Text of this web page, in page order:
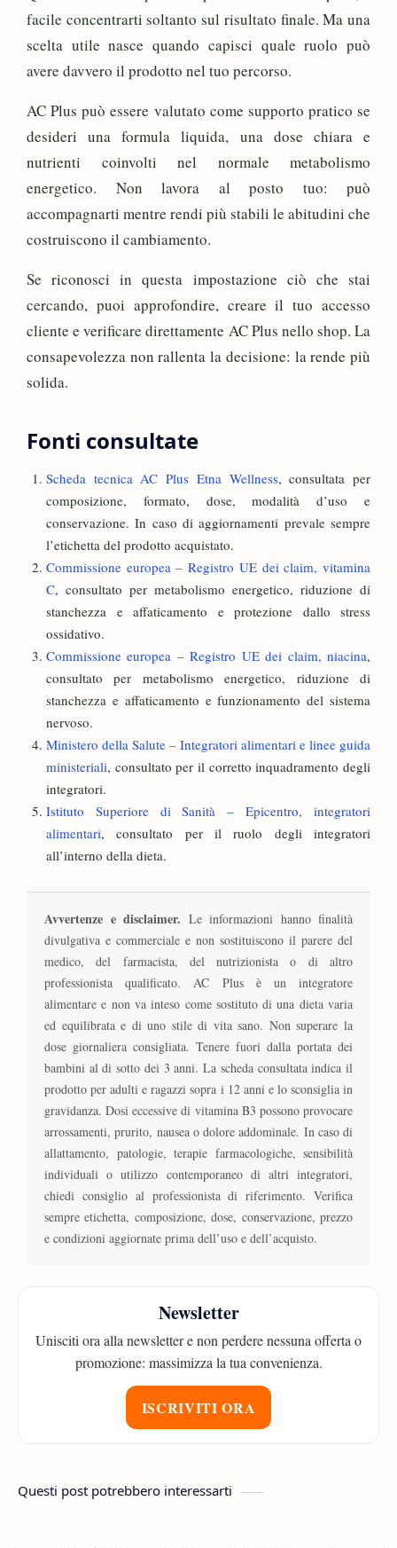
facile concentrarti soltanto sul risultato finale. Ma una
scelta utile nasce quando capisci quale ruolo può
avere davvero il prodotto nel tuo percorso.
AC Plus può essere valutato come supporto pratico se
desideri una formula liquida, una dose chiara e
nutrienti coinvolti nel normale metabolismo
energetico. Non lavora al posto tuo: può
accompagnarti mentre rendi più stabili le abitudini che
costruiscono il cambiamento.
Se riconosci in questa impostazione ciò che stai
cercando, puoi approfondire, creare il tuo accesso
cliente e verificare direttamente AC Plus nello shop. La
consapevolezza non rallenta la decisione: la rende più
solida.
Fonti consultate
Scheda tecnica AC Plus Etna Wellness, consultata per
composizione, formato, dose, modalità d’uso e
conservazione. In caso di aggiornamenti prevale sempre
l’etichetta del prodotto acquistato.
Commissione europea – Registro UE dei claim, vitamina
C, consultato per metabolismo energetico, riduzione di
stanchezza e affaticamento e protezione dallo stress
ossidativo.
Commissione europea – Registro UE dei claim, niacina,
consultato per metabolismo energetico, riduzione di
stanchezza e affaticamento e funzionamento del sistema
nervoso.
Ministero della Salute – Integratori alimentari e linee guida
ministeriali, consultato per il corretto inquadramento degli
integratori.
Istituto Superiore di Sanità – Epicentro, integratori
alimentari, consultato per il ruolo degli integratori
all’interno della dieta.
Avvertenze e disclaimer. Le informazioni hanno finalità
divulgativa e commerciale e non sostituiscono il parere del
medico, del farmacista, del nutrizionista o di altro
professionista qualificato. AC Plus è un integratore
alimentare e non va inteso come sostituto di una dieta varia
ed equilibrata e di uno stile di vita sano. Non superare la
dose giornaliera consigliata. Tenere fuori dalla portata dei
bambini al di sotto dei 3 anni. La scheda consultata indica il
prodotto per adulti e ragazzi sopra i 12 anni e lo sconsiglia in
gravidanza. Dosi eccessive di vitamina B3 possono provocare
arrossamenti, prurito, nausea o dolore addominale. In caso di
allattamento, patologie, terapie farmacologiche, sensibilità
individuali o utilizzo contemporaneo di altri integratori,
chiedi consiglio al professionista di riferimento. Verifica
sempre etichetta, composizione, dose, conservazione, prezzo
e condizioni aggiornate prima dell’uso e dell’acquisto.
Newsletter
Unisciti ora alla newsletter e non perdere nessuna offerta o
promozione: massimizza la tua convenienza.
ISCRIVITI ORA
Questi post potrebbero interessarti